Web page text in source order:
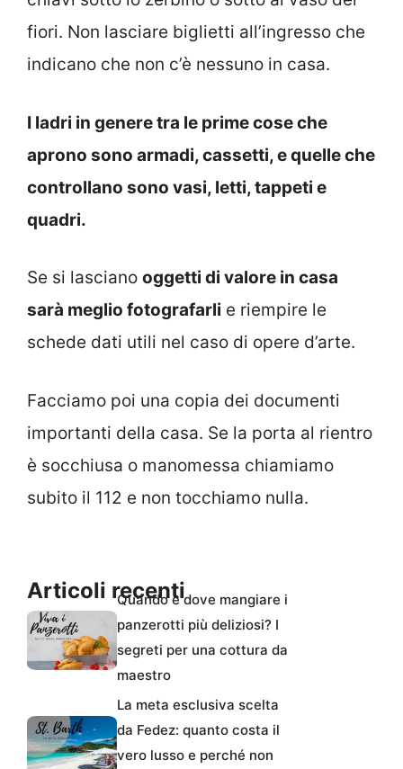
fiori. Non lasciare biglietti all’ingresso che
indicano che non c’è nessuno in casa.
I ladri in genere tra le prime cose che
aprono sono armadi, cassetti, e quelle che
controllano sono vasi, letti, tappeti e
quadri.
Se si lasciano oggetti di valore in casa
sarà meglio fotografarli e riempire le
schede dati utili nel caso di opere d’arte.
Facciamo poi una copia dei documenti
importanti della casa. Se la porta al rientro
è socchiusa o manomessa chiamiamo
subito il 112 e non tocchiamo nulla.
Articoli recentiQuando e dove mangiare i
panzerotti più deliziosi? I
segreti per una cottura da
maestro
La meta esclusiva scelta
da Fedez: quanto costa il
vero lusso e perché non